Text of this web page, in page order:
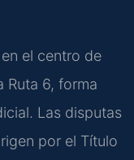
el centro de
Ruta 6, forma
Las disputas
por el Título